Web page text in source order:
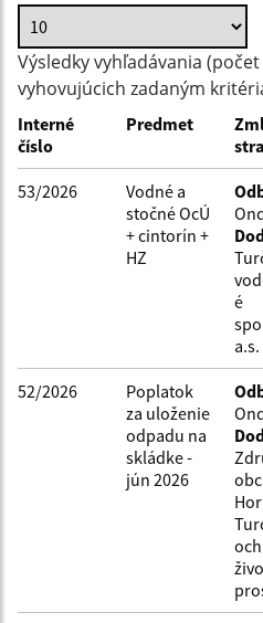
Hľadať v:
Typ dátumu:
Dátum od:
Suma do:
Výsledky vyhľadávania
vyhovujúcich zadaným
Interné
číslo
Predmet
53/2026
Vodné a
stočné OcÚ
+ cintorín +
HZ
é
a.s.
52/2026
Poplatok
za uloženie
odpadu na
skládke -
jún 2026